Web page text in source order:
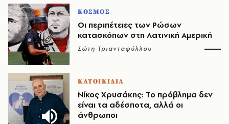
ΚΟΣΜΟΣ
Οι περιπέτειες των Ρώσων
κατασκόπων στη Λατινική Αμερική
Σώτη Τριανταφύλλου
ΚΑΤΟΙΚΙΔΙΑ
Νίκος Χρυσάκης: Το πρόβλημα δεν
είναι τα αδέσποτα, αλλά οι
άνθρωποι